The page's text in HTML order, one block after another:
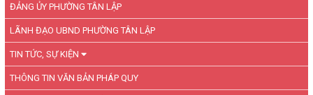
ĐẢNG ỦY PHƯỜNG TÂN LẬP
LÃNH ĐẠO UBND PHƯỜNG TÂN LẬP
TIN TỨC, SỰ KIỆN
THÔNG TIN VĂN BẢN PHÁP QUY